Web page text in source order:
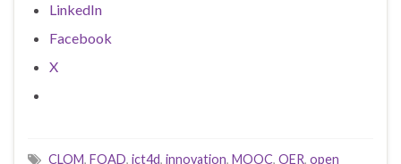
LinkedIn
Facebook
X
CLOM, FOAD, ict4d, innovation, MOOC, OER, open